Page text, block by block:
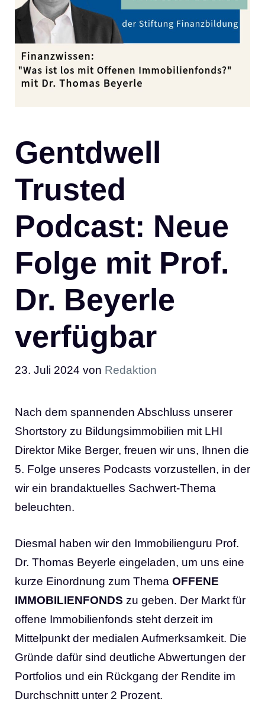
Gentdwell
Trusted
Podcast: Neue
Folge mit Prof.
Dr. Beyerle
verfügbar
23. Juli 2024 von Redaktion
Nach dem spannenden Abschluss unserer
Shortstory zu Bildungsimmobilien mit LHI
Direktor Mike Berger, freuen wir uns, Ihnen die
5. Folge unseres Podcasts vorzustellen, in der
wir ein brandaktuelles Sachwert-Thema
beleuchten.
Diesmal haben wir den Immobilienguru Prof.
Dr. Thomas Beyerle eingeladen, um uns eine
kurze Einordnung zum Thema OFFENE
IMMOBILIENFONDS zu geben. Der Markt für
offene Immobilienfonds steht derzeit im
Mittelpunkt der medialen Aufmerksamkeit. Die
Gründe dafür sind deutliche Abwertungen der
Portfolios und ein Rückgang der Rendite im
Durchschnitt unter 2 Prozent.